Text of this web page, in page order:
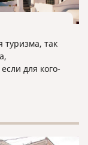
туризма, так
для кого-